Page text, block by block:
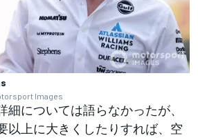
Images
については語らなかったが、
以上に大きくしたりすれば、空